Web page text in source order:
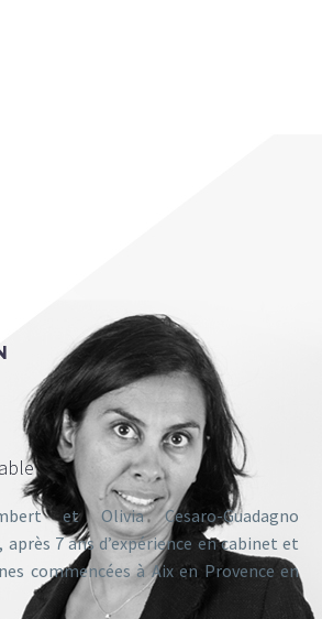
et Olivia Cesaro-Guadagno
après 7 ans d’expérience en cabinet et
commencées à Aix en Provence en